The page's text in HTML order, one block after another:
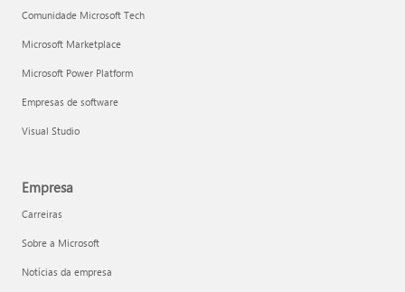
Comunidade Microsoft Tech
Microsoft Marketplace
Microsoft Power Platform
Empresas de software
Visual Studio
Empresa
Carreiras
Sobre a Microsoft
Notícias da empresa